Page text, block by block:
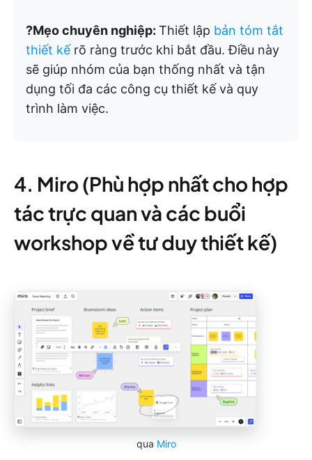
?Mẹo chuyên nghiệp: Thiết lập bản tóm tắt
thiết kế rõ ràng trước khi bắt đầu. Điều này
sẽ giúp nhóm của bạn thống nhất và tận
dụng tối đa các công cụ thiết kế và quy
trình làm việc.
4. Miro (Phù hợp nhất cho hợp
tác trực quan và các buổi
workshop về tư duy thiết kế)
qua Miro